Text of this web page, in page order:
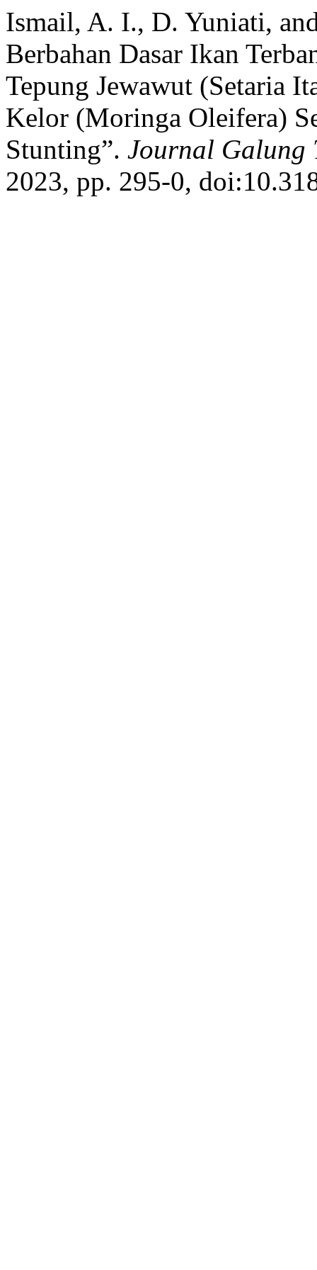
Ismail, A. I., D. Yuniati,
Berbahan Dasar Ikan
Tepung Jewawut (Setaria
Kelor (Moringa Oleifera)
Stunting”. Journal Galung
2023, pp. 295-0,